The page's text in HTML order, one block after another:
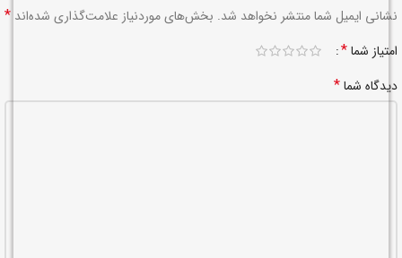
نشانی ایمیل شما منتشر نخواهد شد. بخش‌های موردنیاز علامت‌گذاری شده‌اند *
امتیاز شما*
دیدگاه شما*